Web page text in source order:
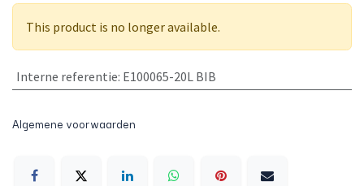
This product is no longer available.
Interne referentie: E100065-20L BIB
Algemene voorwaarden